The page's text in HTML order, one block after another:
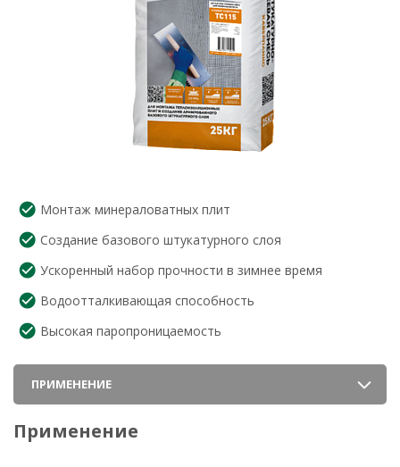
Монтаж минераловатных плит
Создание базового штукатурного слоя
Ускоренный набор прочности в зимнее время
Водоотталкивающая способность
Высокая паропроницаемость
ПРИМЕНЕНИЕ
Применение